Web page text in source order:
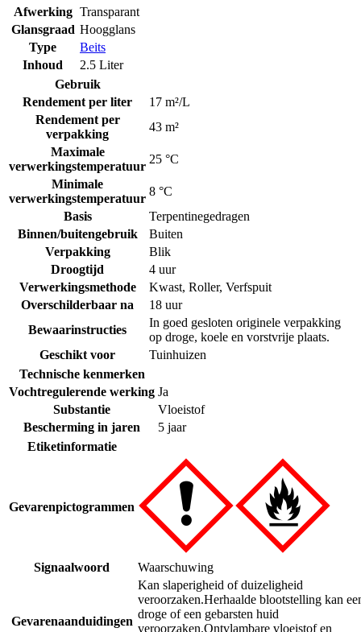
Afwerking Transparant
Glansgraad Hoogglans
Type
Beits
Inhoud
2.5 Liter
Gebruik
Rendement per liter
17 m²/L
Rendement per
verpakking
43 m²
Maximale
verwerkingstemperatuur
25 °C
Minimale
verwerkingstemperatuur
8 °C
Basis
Terpentinegedragen
Binnen/buitengebruik
Buiten
Verpakking
Blik
Droogtijd
4 uur
Verwerkingsmethode
Kwast, Roller, Verfspuit
Overschilderbaar na
18 uur
Bewaarinstructies
In goed gesloten originele verpakking
op droge, koele en vorstvrije plaats.
Geschikt voor
Tuinhuizen
Technische kenmerken
Vochtregulerende werking Ja
Substantie
Vloeistof
Bescherming in jaren
5 jaar
Etiketinformatie
Gevarenpictogrammen
Signaalwoord Waarschuwing
Gevarenaanduidingen
Kan slaperigheid of duizeligheid
veroorzaken.Herhaalde blootstelling kan
droge of een gebarsten huid
veroorzaken.Ontvlambare vloeistof en